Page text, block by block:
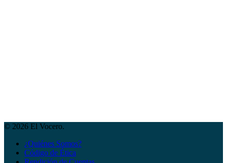
© 2026 El Vocero.
¿Quiénes Somos?
Código de Ética